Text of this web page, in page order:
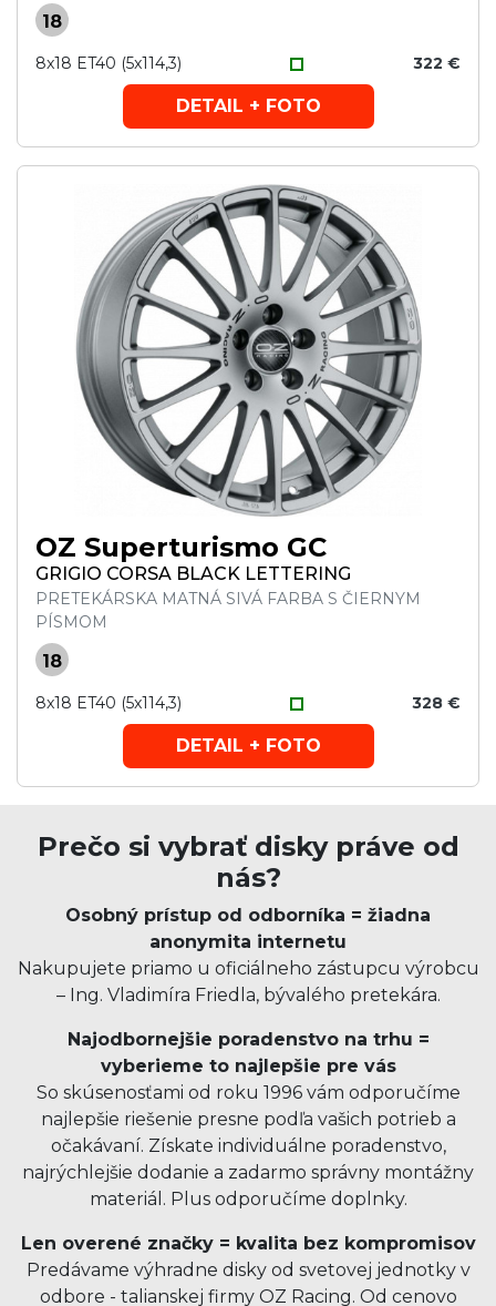
18
8x18 ET40 (5x114,3) 322 €
DETAIL + FOTO
OZ Superturismo GC
GRIGIO CORSA BLACK LETTERING
PRETEKÁRSKA MATNÁ SIVÁ FARBA S ČIERNYM
PÍSMOM
18
8x18 ET40 (5x114,3) 328 €
DETAIL + FOTO
Prečo si vybrať disky práve od
nás?
Osobný prístup od odborníka = žiadna
anonymita internetu
Nakupujete priamo u oficiálneho zástupcu výrobcu
– Ing. Vladimíra Friedla, bývalého pretekára.
Najodbornejšie poradenstvo na trhu =
vyberieme to najlepšie pre vás
So skúsenosťami od roku 1996 vám odporučíme
najlepšie riešenie presne podľa vašich potrieb a
očakávaní. Získate individuálne poradenstvo,
najrýchlejšie dodanie a zadarmo správny montážny
materiál. Plus odporučíme doplnky.
Len overené značky = kvalita bez kompromisov
Predávame výhradne disky od svetovej jednotky v
odbore - talianskej firmy OZ Racing. Od cenovo